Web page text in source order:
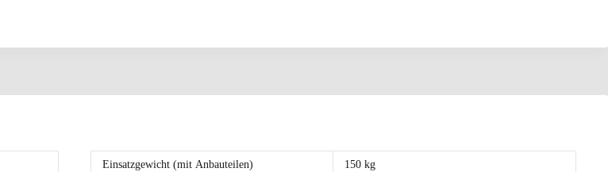
Einsatzgewicht (mit Anbauteilen) 150 kg